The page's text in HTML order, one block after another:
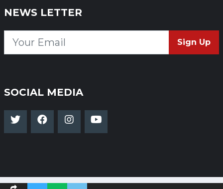
NEWS LETTER
Sign Up
SOCIAL MEDIA